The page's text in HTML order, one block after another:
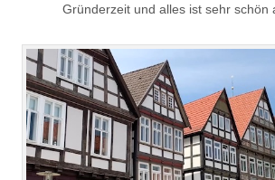
Gründerzeit und alles ist sehr schön